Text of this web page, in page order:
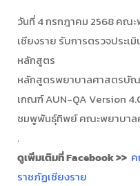
วันที่ 4 กรกฎาคม 2568 คณ
เชียงราย รับการตรวจประ
หลักสูตร
หลักสูตรพยาบาลศาสตรบั
เกณฑ์ AUN-QA Version
ชมพูพันธุ์ทิพย์ คณะพยาบาล
.
ดูเพิ่มเติมที่ Facebook >>
ราชภัฏเชียงราย